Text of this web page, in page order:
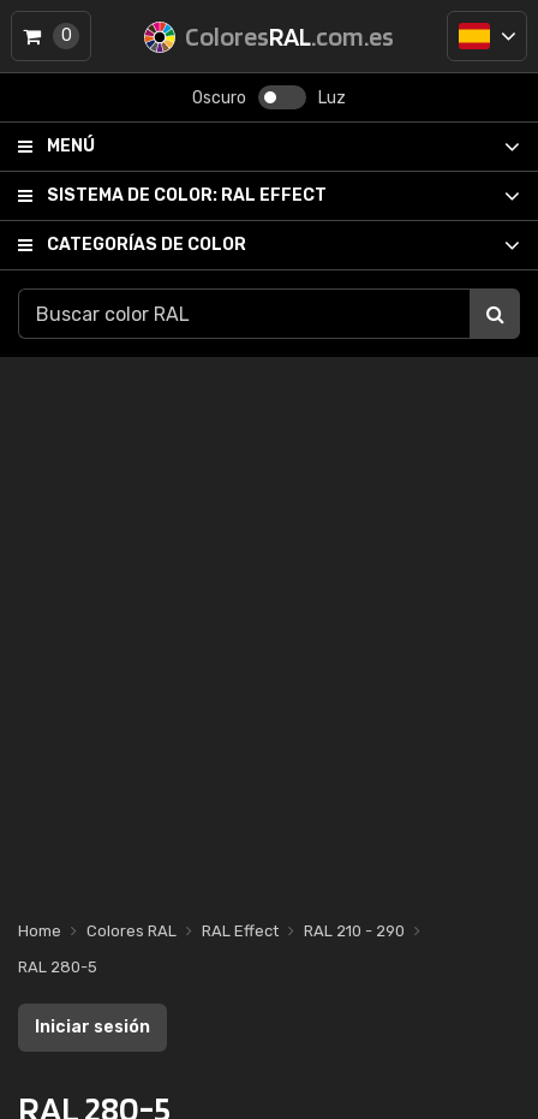
ColoresRAL.com.es
Oscuro Luz
MENÚ
SISTEMA DE COLOR: RAL EFFECT
CATEGORÍAS DE COLOR
0
Home Colores RAL RAL Effect
RAL 210 - 290
RAL 280-5
Iniciar sesión
RAL 280-5